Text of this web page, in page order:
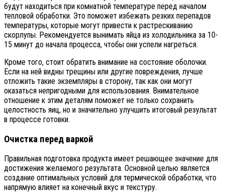
будут находиться при комнатной температуре перед началом
тепловой обработки. Это поможет избежать резких перепадов
температуры, которые могут привести к растрескиванию
скорлупы. Рекомендуется вынимать яйца из холодильника за 10-
15 минут до начала процесса, чтобы они успели нагреться.
Кроме того, стоит обратить внимание на состояние оболочки.
Если на ней видны трещины или другие повреждения, лучше
отложить такие экземпляры в сторону, так как они могут
оказаться непригодными для использования. Внимательное
отношение к этим деталям поможет не только сохранить
целостность яиц, но и значительно улучшить итоговый результат
в процессе готовки.
Очистка перед варкой
Правильная подготовка продукта имеет решающее значение для
достижения желаемого результата. Основной целью является
создание оптимальных условий для термической обработки, что
напрямую влияет на конечный вкус и текстуру.